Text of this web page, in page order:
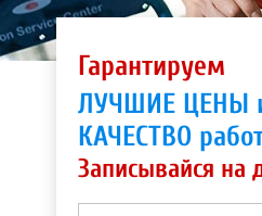
Гарантируем
ЛУЧШИЕ ЦЕНЫ
КАЧЕСТВО
Записывайся на